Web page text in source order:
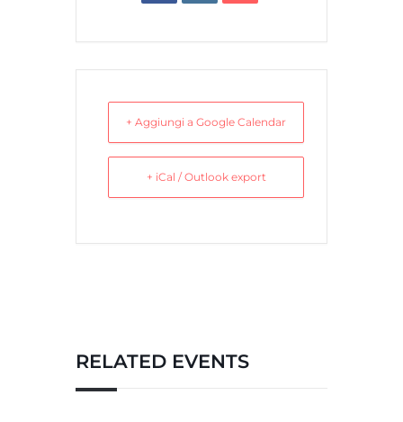
+ Aggiungi a Google Calendar
+ iCal / Outlook export
RELATED EVENTS